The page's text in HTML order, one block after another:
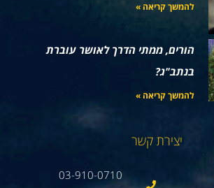
להמשך קריאה »
הורים, ממתי הדרך לאושר עוברת
בנתב"ג?
להמשך קריאה »
יצירת קשר
03-910-0710